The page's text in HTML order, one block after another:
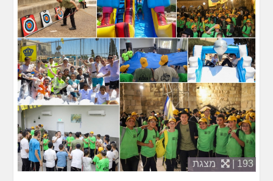
193 | מצגת